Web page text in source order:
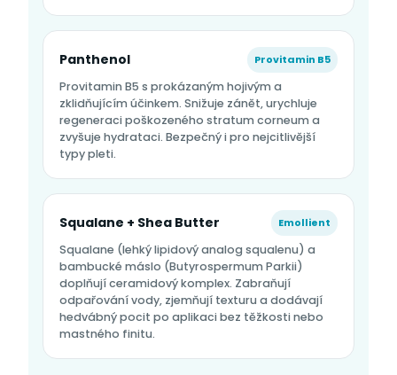
Panthenol Provitamin B5
Provitamin B5 s prokázaným hojivým a
zklidňujícím účinkem. Snižuje zánět, urychluje
regeneraci poškozeného stratum corneum a
zvyšuje hydrataci. Bezpečný i pro nejcitlivější
typy pleti.
Squalane + Shea Butter Emollient
Squalane (lehký lipidový analog squalenu) a
bambucké máslo (Butyrospermum Parkii)
doplňují ceramidový komplex. Zabraňují
odpařování vody, zjemňují texturu a dodávají
hedvábný pocit po aplikaci bez těžkosti nebo
mastného finitu.